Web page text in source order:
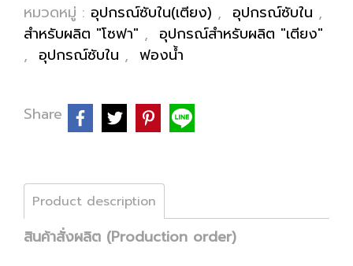
หมวดหมู่ : อุปกรณ์ซับใน(เตียง) , อุปกรณ์ซับใน ,
สำหรับผลิต "โซฟา" , อุปกรณ์สำหรับผลิต "เตียง"
, อุปกรณ์ซับใน , ฟองน้ำ
Share
Product description
สินค้าสั่งผลิต (Production order)